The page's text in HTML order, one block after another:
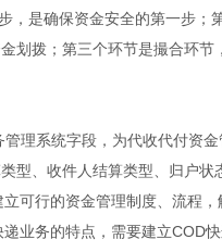
是确保资金安全的第一步；
划拨；第三个环节是撮合环
理系统字段，为代收代付资
型、收件人结算类型、归户
可行的资金管理制度、流程
业务的特点，需要建立COD